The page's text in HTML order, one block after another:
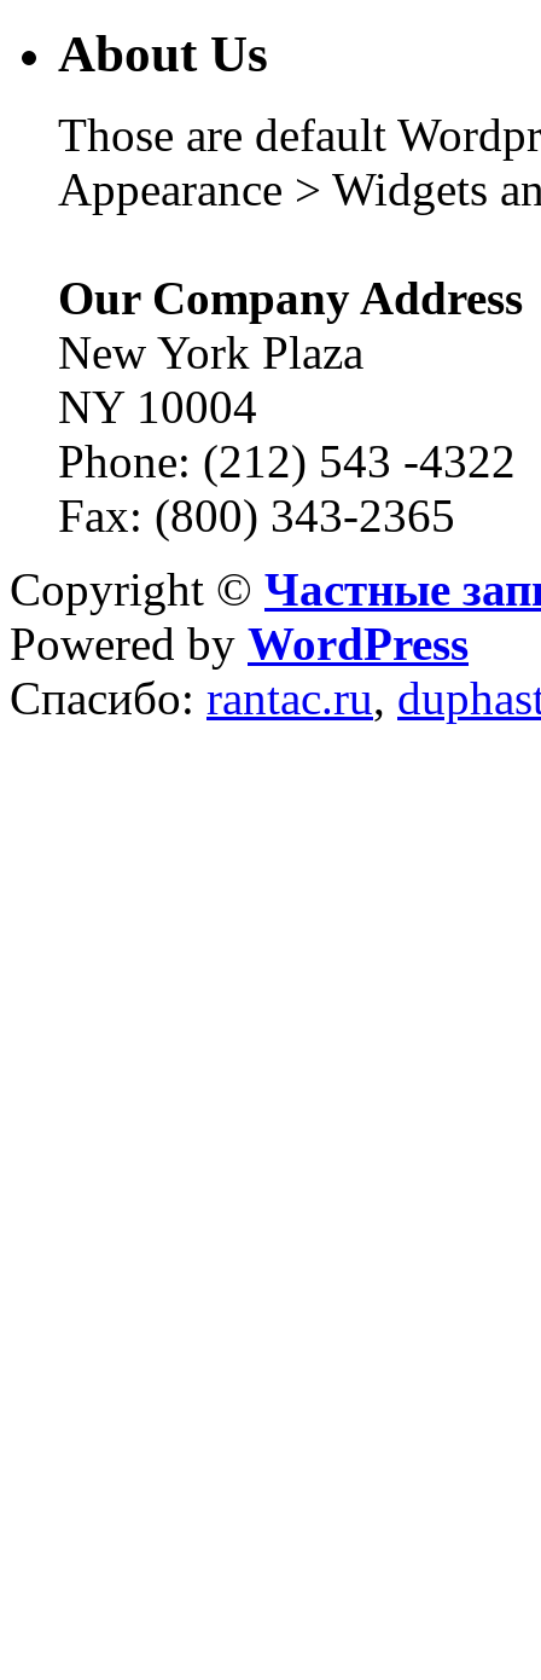
About Us
Those are default
Appearance > Widgets
Our Company Address
New York Plaza
NY 10004
Phone: (212) 543 -4322
Fax: (800) 343-2365
Copyright © Частные
Powered by WordPress
Спасибо: rantac.ru,